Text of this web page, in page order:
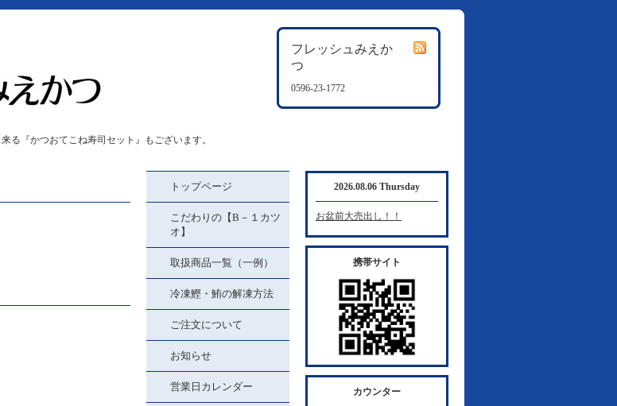
フレッシュみえか
つ
0596-23-1772
る『かつおてこね寿司セット』もございます。
トップページ
こだわりの【B－１カツ
オ】
取扱商品一覧（一例）
冷凍鰹・鮪の解凍方法
ご注文について
お知らせ
営業日カレンダー
2026.08.06 Thursday
お盆前大売出し！！
携帯サイト
カウンター